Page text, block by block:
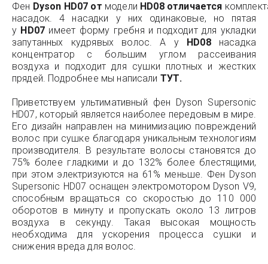
Фен Dyson HD07 от модели HD08 отличается
насадок. 4 насадки у них одинаковые, но пятая
у HD07 имеет форму гребня и подходит для укладки
запутанных кудрявых волос. А у HD08насадка
концентратор с большим углом рассеивания
воздуха и подходит для сушки плотных и жестких
прядей. Подробнее мы написали ТУТ.
Приветствуем ультимативный фен Dyson Supersonic
HD07, который является наиболее передовым в мире.
Его дизайн направлен на минимизацию повреждений
волос при сушке благодаря уникальным технологиям
производителя. В результате волосы становятся до
75% более гладкими и до 132% более блестящими,
при этом электризуются на 61% меньше. Фен Dyson
Supersonic HD07 оснащен электромотором Dyson V9,
способным вращаться со скоростью до 110 000
оборотов в минуту и пропускать около 13 литров
воздуха в секунду. Такая высокая мощность
необходима для ускорения процесса сушки и
снижения вреда для волос.